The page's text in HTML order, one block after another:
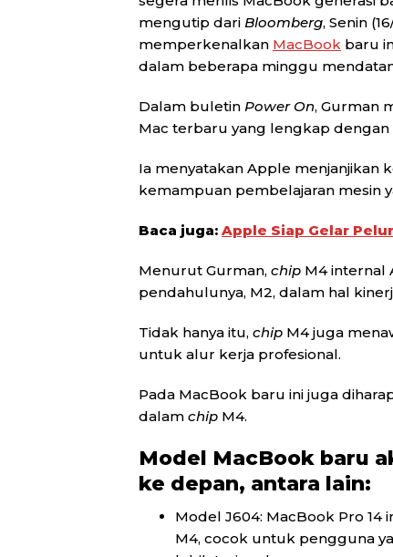
mengutip dari Bloomberg, Senin
memperkenalkan MacBook baru
dalam beberapa minggu
Dalam buletin Power On, Gurman
Mac terbaru yang lengkap dengan
Ia menyatakan Apple menjanjikan
kemampuan pembelajaran mesin
Baca juga: Apple Siap Gelar
Menurut Gurman, chip M4 internal
pendahulunya, M2, dalam hal
Tidak hanya itu, chip M4 juga
untuk alur kerja profesional.
Pada MacBook baru ini juga
dalam chip M4.
Model MacBook baru
ke depan, antara lain:
Model J604: MacBook Pro
M4, cocok untuk pengguna